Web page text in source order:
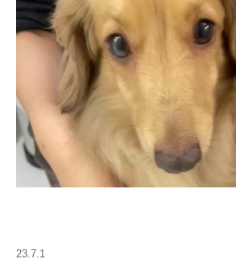
23.7.1
お知らせ
ブログ
お問い合わせ